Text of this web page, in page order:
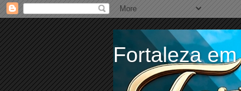
Fortaleza